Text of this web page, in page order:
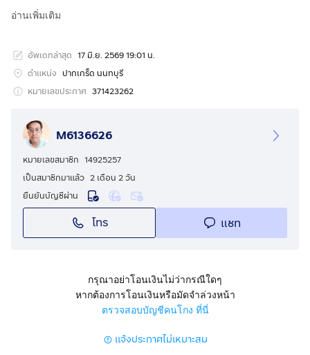
แจ้งวัฒนะ 6-8 ชั้น FLOORS 3,500 ตารางเมตร Sqm 1ไร่
ลูกน้องสบายด้วย) โฉนดไม่ติดใดๆ พร้อมโอนให้คุณไปทำ
ธุรกิจ หรือบริษัท ตามต้องการได้ทันที รับรองของดีมาก เนื่อง
ด้วยเดิมเป็น OFFICE ของบริษัทและเครือญาติ 1-3 ชั้นเลย
อาคารดีเยี่ยม Good Building VeryGood เดิมตั้งไว้ 115 ล้าน
บาท เพื่อปล่อยคงขาย 88,800,000 บาทเท่านั้น รับรองคุ้ม
ทุกราคาจ่าย ทำบริษัทขนาดกลางใหญ่สบาย หรือบริษัท
เทคโนโลยีใหญ่ๆแบรนด์นำจากยุโรป หรือจีนได้เลยเสมือนทั่ว
โลกที่ตั้ง ด่วนๆๆๆๆนัดจับจอง TEL คุณต่อ (K.TOR)
เบอร์โทร xxxxxx979
โฉนดไม่ติดใดๆ พร้อมโอนให้คุณไปทำธุรกิจ หรือบริษัท ตาม
ต้องการได้ทันที รับรองของดีมาก เนื่องด้วยที่แจ้งว่าทำเล
เลี่ยงเมืองเข้าสู่แจ้งวัฒนะได้เลยครับผม สำนักงานนี้(นพ
วงศ์)เดิมสร้างดีมากเป็นบริษัทก่อสร้างอาคารสภาพถึง 80%
ขึ้นยังคงมีน้ำไฟลิฟท์ แต่ไม่ได้ให้เช่าเดิมให้เช่าเกือบทุกชั้น
สบายใจเราเลยไม่ได้ให้เช่าใดๆต่อ จากตั้งเดิม 115ล้านบาท
อ่านเพิ่มเติม
อัพเดทล่าสุด 17 มิ.ย. 2569 19:01 น.
ตำแหน่ง ปากเกร็ด นนทบุรี
หมายเลขประกาศ 371423262
M6136626
หมายเลขสมาชิก 14925257
เป็นสมาชิกมาแล้ว 2 เดือน 2 วัน
ยืนยันบัญชีผ่าน
โทร แชท
กรุณาอย่าโอนเงินไม่ว่ากรณีใดๆ
หากต้องการโอนเงินหรือมัดจำล่วงหน้า
ตรวจสอบบัญชีคนโกง ที่นี่
แจ้งประกาศไม่เหมาะสม